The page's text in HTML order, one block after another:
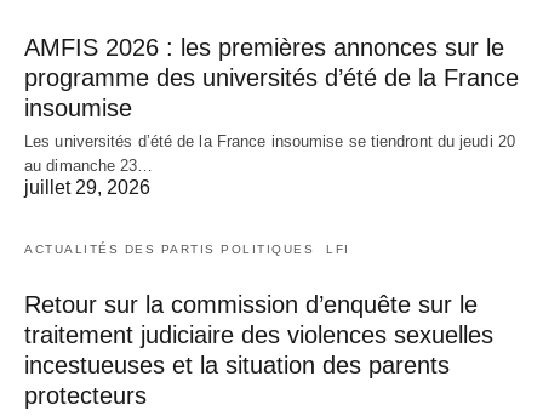
AMFIS 2026 : les premières annonces sur le
programme des universités d’été de la France
insoumise
Les universités d’été de la France insoumise se tiendront du jeudi 20
au dimanche 23…
juillet 29, 2026
ACTUALITÉS DES PARTIS POLITIQUES LFI
Retour sur la commission d’enquête sur le
traitement judiciaire des violences sexuelles
incestueuses et la situation des parents
protecteurs